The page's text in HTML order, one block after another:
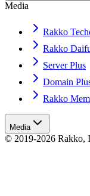
Media
Rakko
Rakko
Server Plus
Domain
Rakko
Media
© 2019-2026 Rakko,